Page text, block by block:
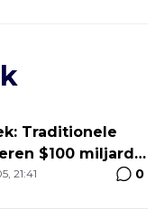
Traditionele
$100 miljard
2020 tot 2024
21:41 0